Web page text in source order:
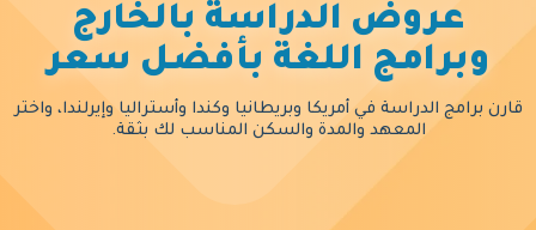
عروض الدراسة بالخارج
وبرامج اللغة بأفضل سعر
قارن برامج الدراسة في أمريكا وبريطانيا وكندا وأستراليا وإيرلندا، واختر
المعهد والمدة والسكن المناسب لك بثقة.